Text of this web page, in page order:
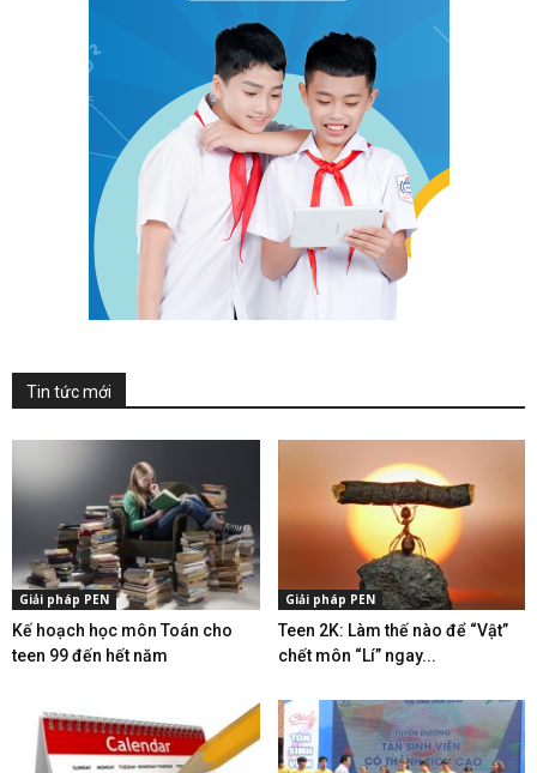
Tin tức mới
Giải pháp PEN
Kế hoạch học môn Toán cho
teen 99 đến hết năm
Giải pháp PEN
Teen 2K: Làm thế nào để “Vật”
chết môn “Lí” ngay...